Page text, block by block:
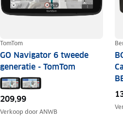
TomTom
GO Navigator 6 tweede
generatie - TomTom
209,99
Verkoop doorANWB